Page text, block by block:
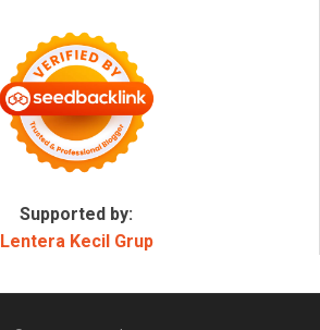
Supported by:
Lentera Kecil Grup